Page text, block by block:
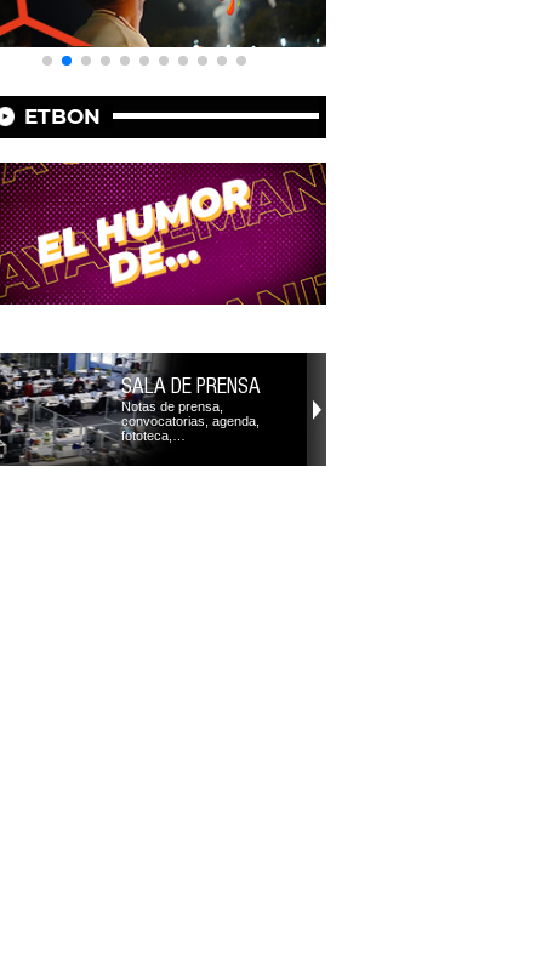
ETBON
SALA DE PRENSA
Notas de prensa,
convocatorias, agenda,
fototeca,…